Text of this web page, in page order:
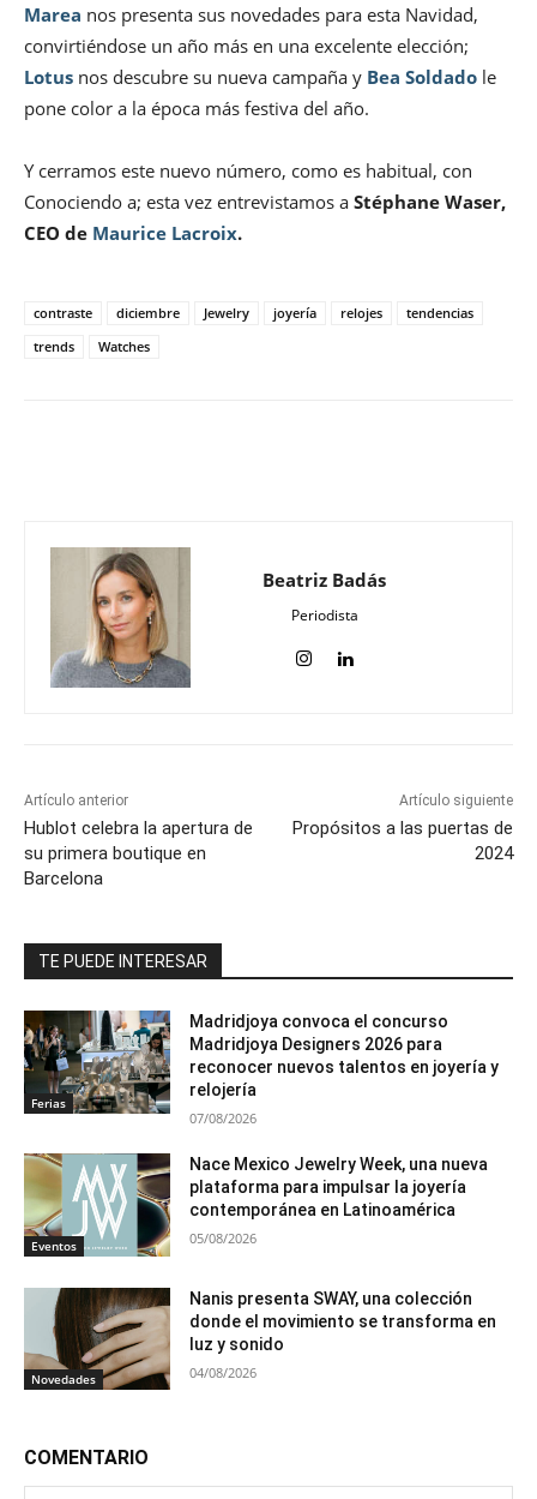
Marea nos presenta sus novedades para esta Navidad,
convirtiéndose un año más en una excelente elección;
Lotus nos descubre su nueva campaña y Bea Soldado le
pone color a la época más festiva del año.
Y cerramos este nuevo número, como es habitual, con
Conociendo a; esta vez entrevistamos a Stéphane Waser,
CEO de Maurice Lacroix.
contraste diciembre Jewelry joyería relojes
tendencias
trends
Watches
Beatriz Badás
Periodista
Artículo anterior
Hublot celebra la apertura de
su primera boutique en
Barcelona
Artículo siguiente
Propósitos a las puertas de
2024
TE PUEDE INTERESAR
Ferias
Madridjoya convoca el concurso
Madridjoya Designers 2026 para
reconocer nuevos talentos en joyería y
relojería
07/08/2026
Eventos
Nace Mexico Jewelry Week, una nueva
plataforma para impulsar la joyería
contemporánea en Latinoamérica
05/08/2026
Novedades
Nanis presenta SWAY, una colección
donde el movimiento se transforma en
luz y sonido
04/08/2026
COMENTARIO